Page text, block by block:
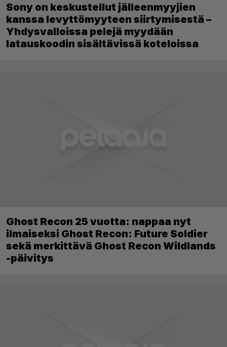
Sony on keskustellut jälleenmyyjien
kanssa levyttömyyteen siirtymisestä –
Yhdysvalloissa pelejä myydään
latauskoodin sisältävissä koteloissa
Ghost Recon 25 vuotta: nappaa nyt
ilmaiseksi Ghost Recon: Future Soldier
sekä merkittävä Ghost Recon Wildlands
-päivitys